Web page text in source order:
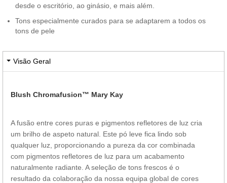
desde o escritório, ao ginásio, e mais além.
Tons especialmente curados para se adaptarem a todos os
tons de pele
Visão Geral
Blush Chromafusion™ Mary Kay
A fusão entre cores puras e pigmentos refletores de luz cria
um brilho de aspeto natural. Este pó leve fica lindo sob
qualquer luz, proporcionando a pureza da cor combinada
com pigmentos refletores de luz para um acabamento
naturalmente radiante. A seleção de tons frescos é o
resultado da colaboração da nossa equipa global de cores